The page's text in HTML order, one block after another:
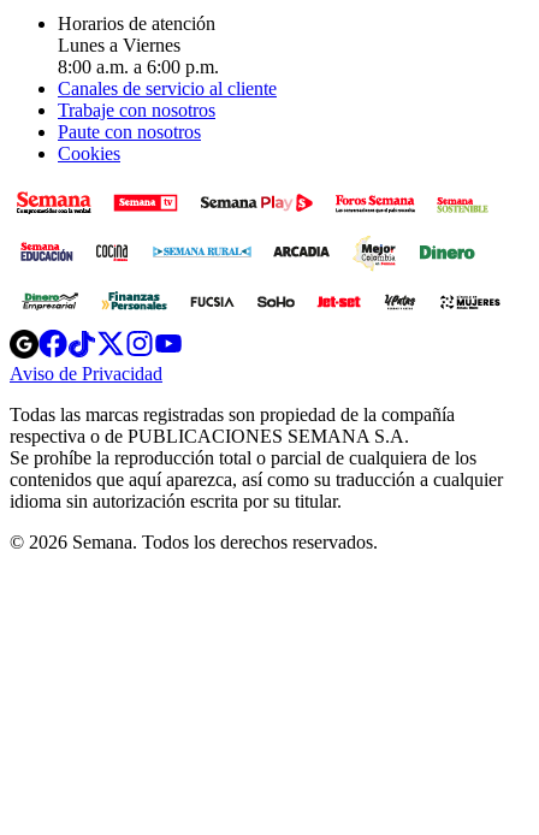
Horarios de atención
Lunes a Viernes
8:00 a.m. a 6:00 p.m.
Canales de servicio al cliente
Trabaje con nosotros
Paute con nosotros
Cookies
Opens
in
new
Opens
in
new
Opens
in
new
window
Opens
new
windowwindow
Aviso de Privacidad
new
window
Todas las marcas registradas son propiedad de la compañía
respectiva o de PUBLICACIONES SEMANA S.A.
Se prohíbe la reproducción total o parcial de cualquiera de los
contenidos que aquí aparezca, así como su traducción a cualquier
idioma sin autorización escrita por su titular.
© 2026 Semana. Todos los derechos reservados.